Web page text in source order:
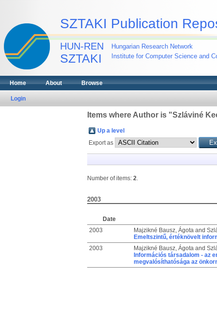
SZTAKI Publication
HUN-REN
SZTAKI
Hungarian Research Network
Institute for Computer Science and
Home About Browse
Login
Items where Author is "Szláviné
Up a level
Export as
Number of items: 2.
2003
Date
2003
Majzikné Bausz, Ágotaand
Emeltszintű, értéknövelt
2003
Majzikné Bausz, Ágotaand
Információs társadalom - az
megvalósíthatósága az